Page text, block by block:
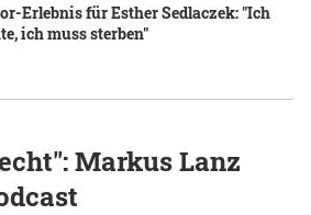
Erlebnis für Esther Sedlaczek: "Ich
ich muss sterben"
Markus Lanz